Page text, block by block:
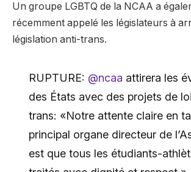
Un groupe LGBTQ de la NCAA a
récemment appelé les législateurs à
législation anti-trans.
RUPTURE: @ncaa attirera les
des États avec des projets de
trans: «Notre attente claire en
principal organe directeur de
est que tous les étudiants-